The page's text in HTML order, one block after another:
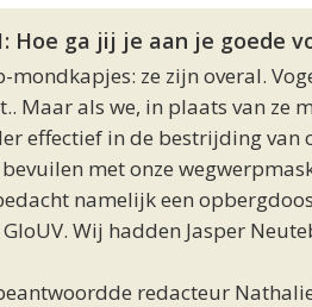
Hoe ga jij je aan je goede
mondkapjes: ze zijn overal.
Maar als we, in plaats van ze
effectief in de bestrijding van
met onze
namelijk een
Wij hadden Jasper
redacteur